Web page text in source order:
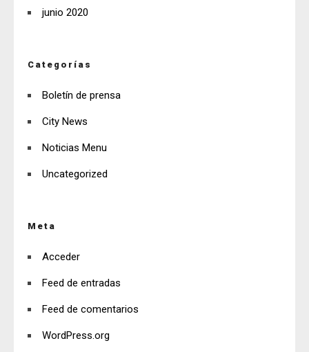
junio 2020
Categorías
Boletín de prensa
City News
Noticias Menu
Uncategorized
Meta
Acceder
Feed de entradas
Feed de comentarios
WordPress.org